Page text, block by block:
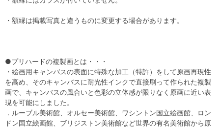
・額縁は掲載写真と違うものに変更する場合があります。
●プリハードの複製画とは・・・
・絵画用キャンバスの表面に特殊な加工（特許）をして原画再現性
を高め、そのキャンバスに耐光性インクで直接刷って作られた複製
画で、キャンバスの風合いと色彩の立体感が限りなく原画に近い表
現を可能にしました。
．ルーブル美術館、オルセー美術館、ワシントン国立絵画館、ロン
ドン国立絵画館、ブリジストン美術館など世界の有名美術館から原